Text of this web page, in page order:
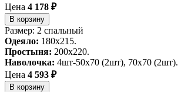
Цена 4 178 ₽
В корзину
Размер: 2 спальный
Одеяло: 180х215.
Простыня: 200х220.
Наволочка: 4шт-50х70 (2шт), 70х70 (2шт).
Цена 4 593 ₽
В корзину